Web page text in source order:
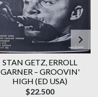
STAN GETZ, ERROLL
GARNER – GROOVIN'
HIGH (ED USA)
$22.500